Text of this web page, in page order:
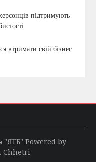
підтримують
втримати свій бізнес
"ЯТБ" Powered by
Chhetri